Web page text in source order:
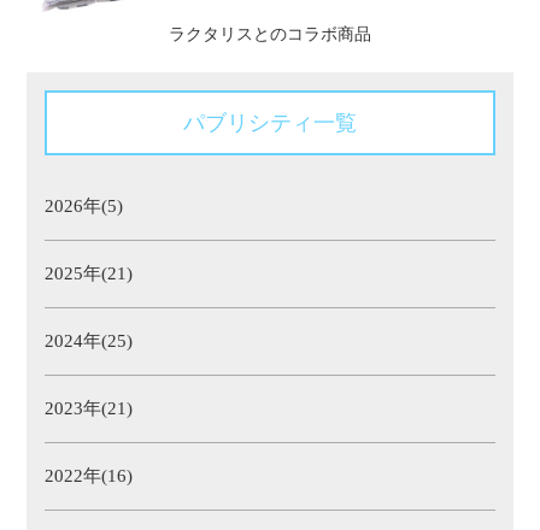
ラクタリスとのコラボ商品
パブリシティ一覧
2026年(5)
2025年(21)
2024年(25)
2023年(21)
2022年(16)